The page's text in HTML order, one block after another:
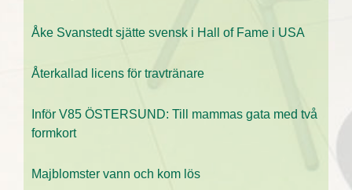
Åke Svanstedt sjätte svensk i Hall of Fame i USA
Återkallad licens för travtränare
Inför V85 ÖSTERSUND: Till mammas gata med två
formkort
Majblomster vann och kom lös